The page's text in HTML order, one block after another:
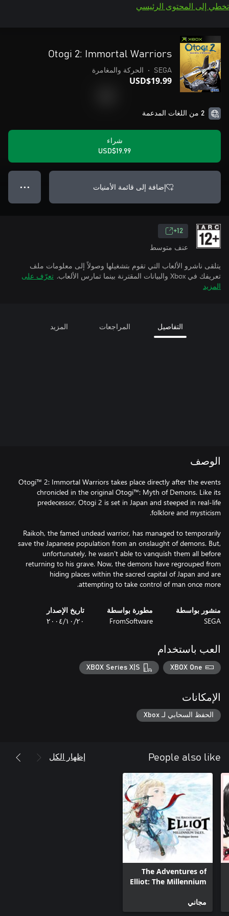
تخطي إلى المحتوى الرئيسي
Otogi 2: Immortal Warriors
SEGA
• الحركة والمغامرة
USD$19.99
2 من اللغات المدعمة
شراء
USD$19.99
إضافة إلى قائمة الأمنيات ● ● ●
12+
عنف متوسط
يتلقى ناشرو الألعاب التي تقوم بتشغيلها وصولاً إلى معلومات ملف
تعريفك في Xbox والبيانات المقترنة بينما تمارس الألعاب.
تعرّف على
المزيد
التفاصيل المراجعات المزيد
الوصف
Otogi™ 2: Immortal Warriors takes place directly after the events
chronicled in the original Otogi™: Myth of Demons. Like its
predecessor, Otogi 2 is set in Japan and steeped in real-life
Raikoh, the famed undead warrior, has managed to temporarily
save the Japanese population from an onslaught of demons. But,
unfortunately, he wasn’t able to vanquish them all before
returning to his grave. Now, the demons have regrouped from
hiding places within the sacred capital of Japan and are
attempting to take control of man once more.
منشور بواسطة
SEGA
مطورة بواسطة
FromSoftware
تاريخ الإصدار
٢٠‏/١٠‏/٢٠٠٤
العب باستخدام
XBOX One
XBOX Series X|S
الإمكانات
الحفظ السحابي لـ Xbox
People also like إظهار الكل
The Adventures of
Elliot: The Millennium
مجاني